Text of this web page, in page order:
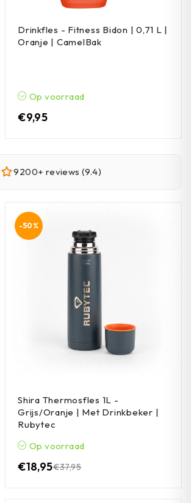
Drinkfles - Fitness Bidon | 0,71 L |
Oranje | CamelBak
Op voorraad
€9,95
9200+ reviews (9.4)
-50%
Shira Thermosfles 1L -
Grijs/Oranje | Met Drinkbeker |
Rubytec
Op voorraad
€37,95
€18,95